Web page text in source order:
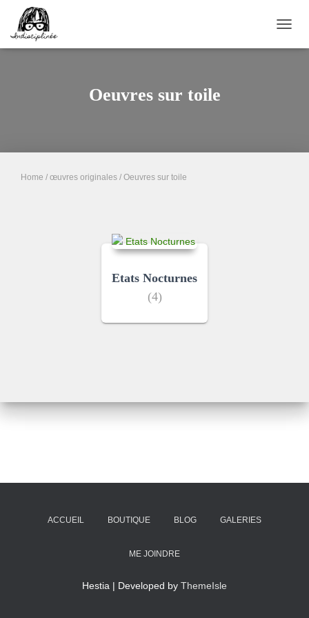
Oeuvres sur toile
Home / œuvres originales / Oeuvres sur toile
Etats Nocturnes
(4)
ACCUEIL BOUTIQUE BLOG GALERIES
ME JOINDRE
Hestia | Developed by ThemeIsle